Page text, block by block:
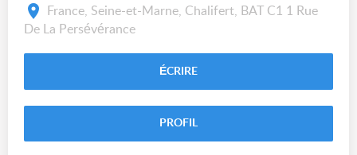
France, Seine-et-Marne, Chalifert, BAT C1 1 Rue
De La Persévérance
ÉCRIRE
PROFIL